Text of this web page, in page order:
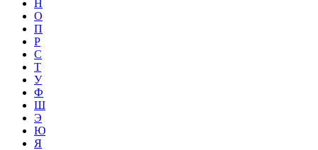
Н
О
П
Р
С
Т
У
Ф
Ш
Э
Ю
Я